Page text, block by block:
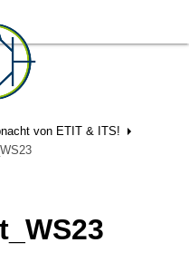
von ETIT & ITS!